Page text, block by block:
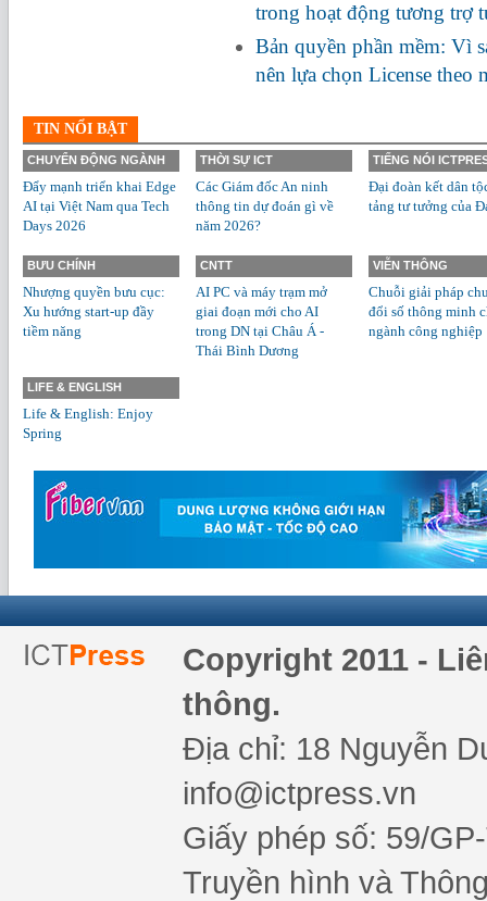
trong hoạt động tương trợ
Bản quyền phần mềm: Vì
nên lựa chọn License theo
TIN NỔI BẬT
CHUYỂN ĐỘNG NGÀNH
Đẩy mạnh triển khai Edge
AI tại Việt Nam qua Tech
Days 2026
THỜI SỰ ICT
Các Giám đốc An ninh
thông tin dự đoán gì về
năm 2026?
TIẾNG NÓI
Đại đoàn kết dân
tảng tư tưởng của
BƯU CHÍNH
Nhượng quyền bưu cục:
Xu hướng start-up đầy
tiềm năng
CNTT
AI PC và máy trạm mở
giai đoạn mới cho AI
trong DN tại Châu Á -
Thái Bình Dương
VIỄN THÔNG
Chuỗi giải pháp
đổi số thông minh
ngành công nghiệp
LIFE & ENGLISH
Life & English: Enjoy
Spring
Copyright 2011 -
thông.
Địa chỉ: 18 Nguyễn
info@ictpress.vn
Giấy phép số: 59/
Truyền hình và